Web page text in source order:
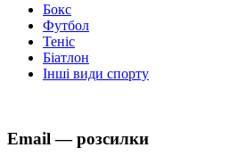
Бокс
Футбол
Теніс
Біатлон
Інші види спорту
Email — розсилки